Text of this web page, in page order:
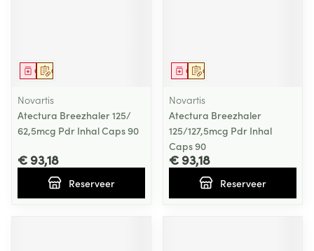
Op voorschrift
Geneesmiddel
Novartis
Atectura Breezhaler 125/
62,5mcg Pdr Inhal Caps 90
€ 93,18
Reserveer
Op voorschrift
Geneesmiddel
Novartis
Atectura Breezhaler
125/127,5mcg Pdr Inhal
Caps 90
€ 93,18
Reserveer